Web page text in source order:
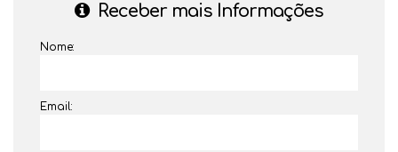
Receber mais Informações
Nome:
Email: